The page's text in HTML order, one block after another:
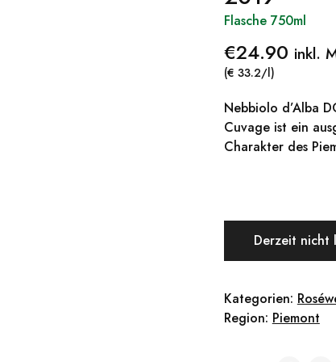
Flasche 750ml
€24.90 inkl.
(€ 33.2/l)
Nebbiolo d’Alba
Cuvage ist ein
Charakter des
Derzeit nicht
Kategorien:
Region: Piemont